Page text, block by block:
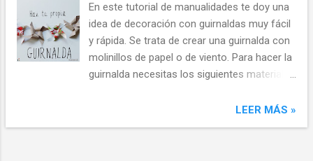
blandas, por ejemplo). - Un rotulador negro
Como ya he comentado, esta tarjeta es
perfecta para regalar en forma de
felicitación o como lámina decorativa, muy
apropiada para un cuarto infantil. Además,
parte posterior, podrás utilizarla en distintas
celebraciones: cumpleaños, aniversa...
En este tutorial de manualidades te doy una
idea de decoración con guirnaldas muy fácil
y rápida. Se trata de crear una guirnalda con
molinillos de papel o de viento. Para hacer la
guirnalda necesitas los siguientes materiales
Puedes utilizar revistas viejas, papel de
periódico, folios de colores o decorados por
LEER MÁS »